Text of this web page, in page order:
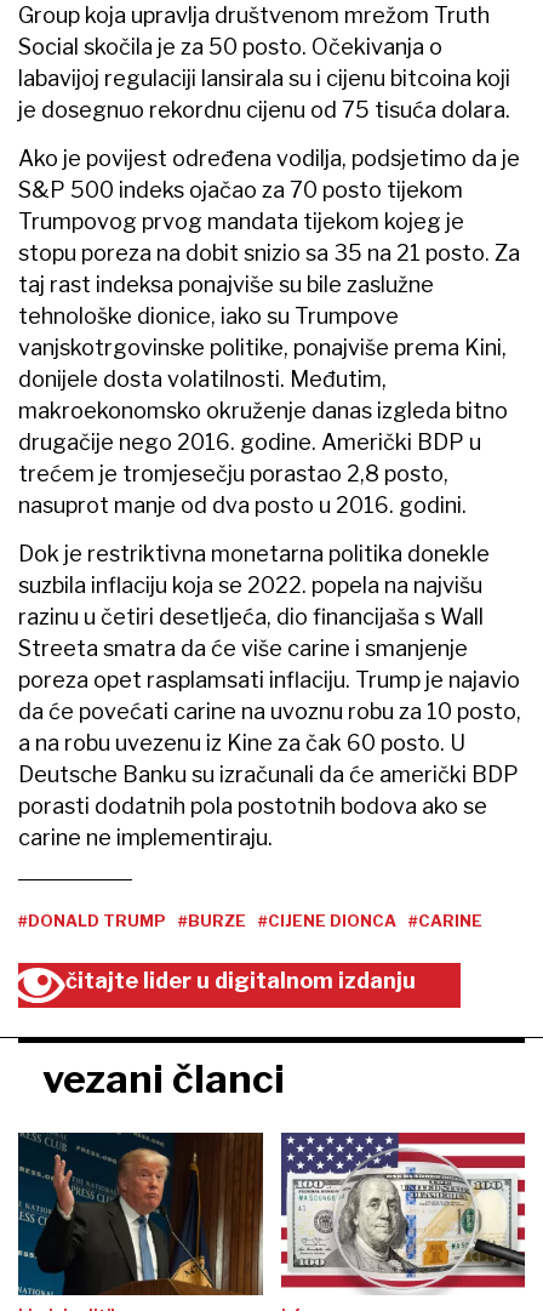
Group koja upravlja društvenom mrežom Truth
Social skočila je za 50 posto. Očekivanja o
labavijoj regulaciji lansirala su i cijenu bitcoina koji
je dosegnuo rekordnu cijenu od 75 tisuća dolara.
Ako je povijest određena vodilja, podsjetimo da je
S&P 500 indeks ojačao za 70 posto tijekom
Trumpovog prvog mandata tijekom kojeg je
stopu poreza na dobit snizio sa 35 na 21 posto. Za
taj rast indeksa ponajviše su bile zaslužne
tehnološke dionice, iako su Trumpove
vanjskotrgovinske politike, ponajviše prema Kini,
donijele dosta volatilnosti. Međutim,
makroekonomsko okruženje danas izgleda bitno
drugačije nego 2016. godine. Američki BDP u
trećem je tromjesečju porastao 2,8 posto,
nasuprot manje od dva posto u 2016. godini.
Dok je restriktivna monetarna politika donekle
suzbila inflaciju koja se 2022. popela na najvišu
razinu u četiri desetljeća, dio financijaša s Wall
Streeta smatra da će više carine i smanjenje
poreza opet rasplamsati inflaciju. Trump je najavio
da će povećati carine na uvoznu robu za 10 posto,
a na robu uvezenu iz Kine za čak 60 posto. U
Deutsche Banku su izračunali da će američki BDP
porasti dodatnih pola postotnih bodova ako se
carine ne implementiraju.
#DONALD TRUMP #BURZE #CIJENE DIONCA #CARINE
čitajte lider u digitalnom izdanju
vezani članci